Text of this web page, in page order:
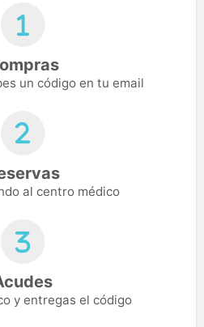
un código en tu email
al centro médico
y entregas el código